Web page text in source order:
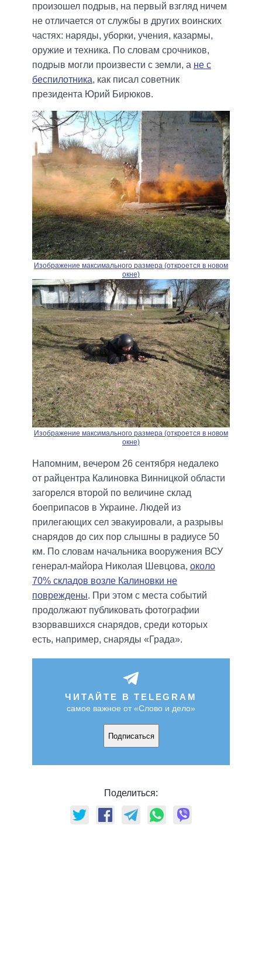
произошел подрыв, на первый взгляд ничем
не отличается от службы в других воинских
частях: наряды, уборки, учения, казармы,
оружие и техника. По словам срочников,
подрыв могли произвести с земли, а не с
беспилотника, как писал советник
президента Юрий Бирюков.
Изображение максимального размера (откроется в новом
окне)
Изображение максимального размера (откроется в новом
окне)
Напомним, вечером 26 сентября недалеко
от райцентра Калиновка Винницкой области
загорелся второй по величине склад
боеприпасов в Украине. Людей из
прилегающих сел эвакуировали, а разрывы
снарядов до сих пор слышны в радиусе 50
км. По словам начальника вооружения ВСУ
генерал-майора Николая Шевцова, около
70% складов возле Калиновки не
повреждены. При этом с места событий
продолжают публиковать фотографии
взорвавшихся снарядов, среди которых
есть, например, снаряды «Града».
ЧИТАЙТЕ В TELEGRAM
самое важное от «Слово и дело»
Подписаться
Поделиться: